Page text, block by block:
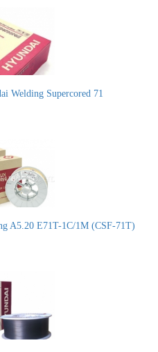
Welding Supercored 71
A5.20 E71T-1C/1M (CSF-71T)